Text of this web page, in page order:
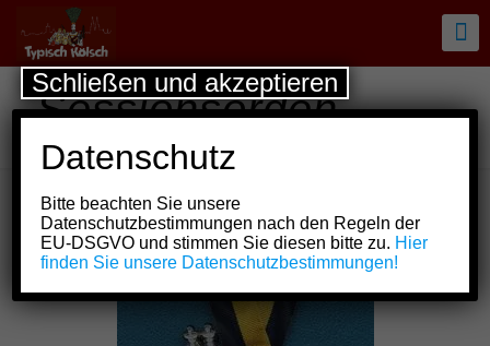
Sessionsorden
Radio Köln 107,1
Show all
Datenschutz
Bitte beachten Sie unsere
Datenschutzbestimmungen nach den Regeln der
EU-DSGVO und stimmen Sie diesen bitte zu. Hier
finden Sie unsere Datenschutzbestimmungen!
Schließen und akzeptieren